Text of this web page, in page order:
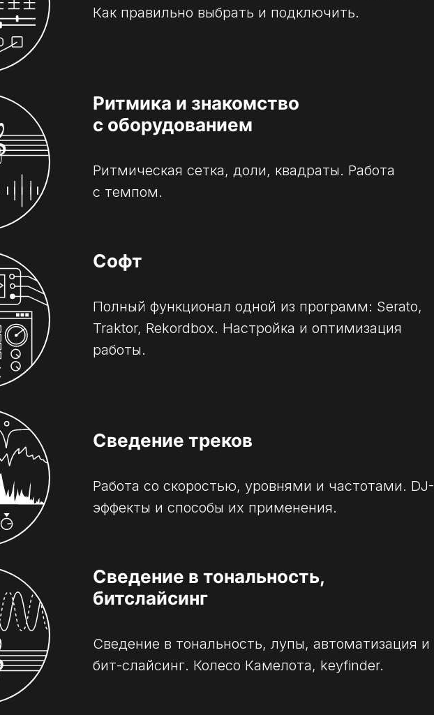
Как правильно выбрать и подключить.
Ритмика и знакомство
с оборудованием
Ритмическая сетка, доли, квадраты. Работа
с темпом.
Софт
Полный функционал одной из программ: Serato,
Traktor, Rekordbox. Настройка и оптимизация
работы.
Сведение треков
Работа со скоростью, уровнями и частотами. DJ-
эффекты и способы их применения.
Сведение в тональность,
битслайсинг
Сведение в тональность, лупы, автоматизация и
бит-слайсинг. Колесо Камелота, keyfinder.